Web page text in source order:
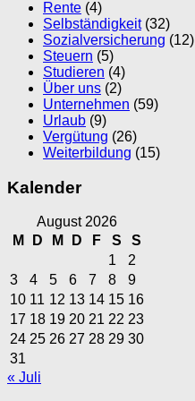
Rente (4)
Selbständigkeit(32)
Sozialversicherung (12)
Steuern (5)
Studieren (4)
Über uns (2)
Unternehmen (59)
Urlaub (9)
Vergütung (26)
Weiterbildung (15)
Kalender
August 2026
M
D M D F S
S
1
2
3
4 5 6 7 8
9
10 11 12 13 14 15 16
17 18 19 20 21 22 23
24 25 26 27 28 29 30
31
« Juli